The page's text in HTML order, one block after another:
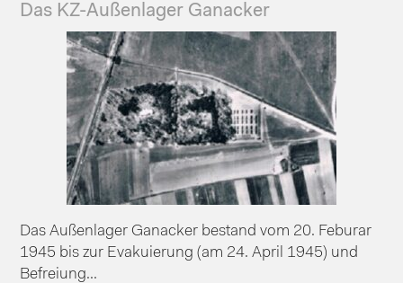
Das KZ-Außenlager Ganacker
Das Außenlager Ganacker bestand vom 20. Feburar
1945 bis zur Evakuierung (am 24. April 1945) und
Befreiung...